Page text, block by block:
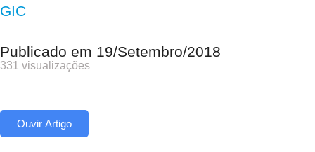
GIC
Publicado em 19/Setembro/2018
331 visualizações
Ouvir Artigo